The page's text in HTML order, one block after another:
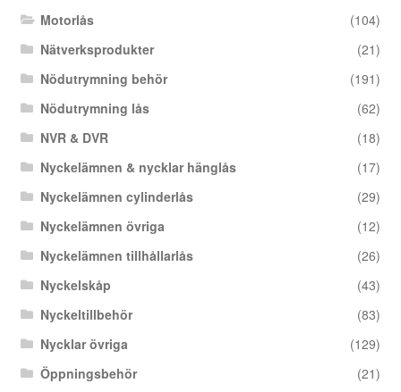
Motorlås
(104)
Nätverksprodukter
(21)
Nödutrymning behör
(191)
Nödutrymning lås
(62)
NVR & DVR
(18)
Nyckelämnen & nycklar hänglås
(17)
Nyckelämnen cylinderlås
(29)
Nyckelämnen övriga
(12)
Nyckelämnen tillhållarlås
(26)
Nyckelskåp
(43)
Nyckeltillbehör
(83)
Nycklar övriga
(129)
Öppningsbehör
(21)